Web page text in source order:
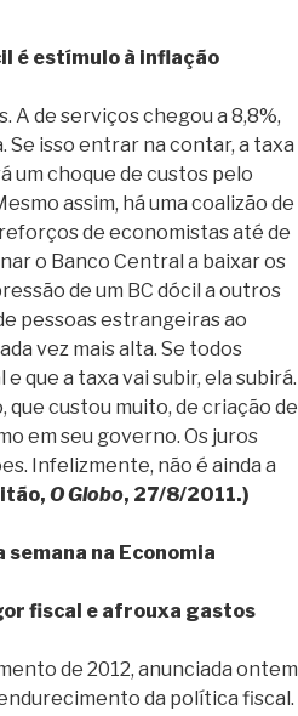
é estímulo à inflação
A de serviços chegou a 8,8%,
isso entrar na contar, a taxa
um choque de custos pelo
assim, há uma coalizão de
de economistas até de
o Banco Central a baixar os
de um BC dócil a outros
pessoas estrangeiras ao
vez mais alta. Se todos
que a taxa vai subir, ela subirá.
custou muito, de criação de
em seu governo. Os juros
Infelizmente, não é ainda a
O Globo, 27/8/2011.)
na Economia
fiscal e afrouxa gastos
de 2012, anunciada ontem
da política fiscal.